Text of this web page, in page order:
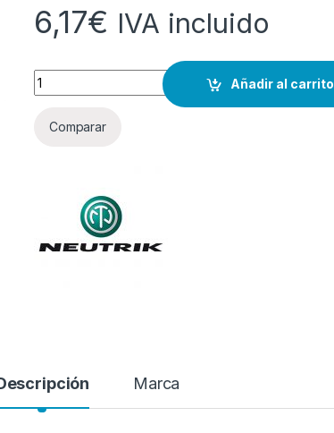
6,17€ IVA incluido
Cantidad
Añadir al carrito
Comparar
Marca